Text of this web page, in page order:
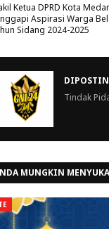
Ketua DPRD Kota
Aspirasi Warga
Sidang 2024-2025
Tindak
MUNGKIN